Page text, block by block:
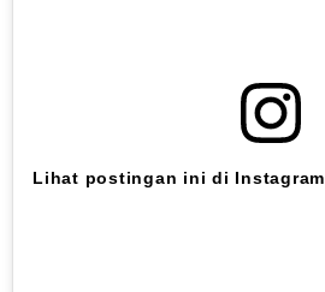
Lihat postingan ini di Instagram